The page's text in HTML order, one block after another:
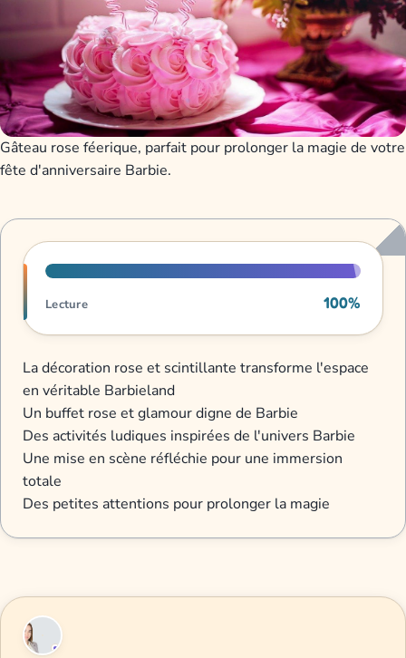
Gâteau rose féerique, parfait pour prolonger la magie de votre
fête d'anniversaire Barbie.
Progression de lecture
Lecture 100%
La décoration rose et scintillante transforme l'espace
en véritable Barbieland
Un buffet rose et glamour digne de Barbie
Des activités ludiques inspirées de l'univers Barbie
Une mise en scène réfléchie pour une immersion
totale
Des petites attentions pour prolonger la magie